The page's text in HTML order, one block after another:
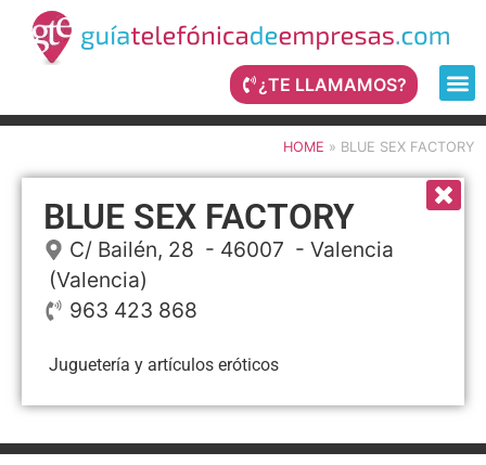
¿TE LLAMAMOS?
HOME » BLUE SEX FACTORY
BLUE SEX FACTORY
C/ Bailén, 28 - 46007 -Valencia
(Valencia)
963 423 868
Juguetería y artículos eróticos